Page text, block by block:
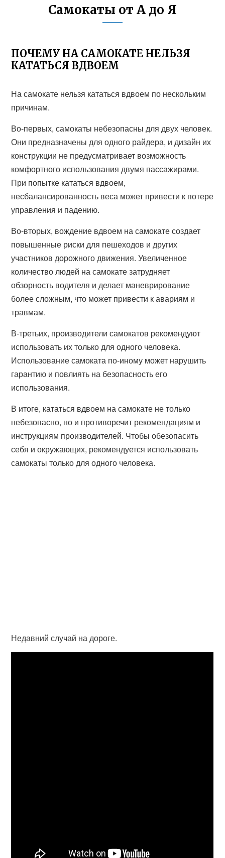
Самокаты от А до Я
ПОЧЕМУ НА САМОКАТЕ НЕЛЬЗЯ
КАТАТЬСЯ ВДВОЕМ
На самокате нельзя кататься вдвоем по нескольким
причинам.
Во-первых, самокаты небезопасны для двух человек.
Они предназначены для одного райдера, и дизайн их
конструкции не предусматривает возможность
комфортного использования двумя пассажирами.
При попытке кататься вдвоем,
несбалансированность веса может привести к потере
управления и падению.
Во-вторых, вождение вдвоем на самокате создает
повышенные риски для пешеходов и других
участников дорожного движения. Увеличенное
количество людей на самокате затрудняет
обзорность водителя и делает маневрирование
более сложным, что может привести к авариям и
травмам.
В-третьих, производители самокатов рекомендуют
использовать их только для одного человека.
Использование самоката по-иному может нарушить
гарантию и повлиять на безопасность его
использования.
В итоге, кататься вдвоем на самокате не только
небезопасно, но и противоречит рекомендациям и
инструкциям производителей. Чтобы обезопасить
себя и окружающих, рекомендуется использовать
самокаты только для одного человека.
Недавний случай на дороге.